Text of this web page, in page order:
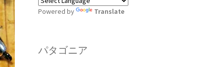
Powered by Translate
パタゴニア